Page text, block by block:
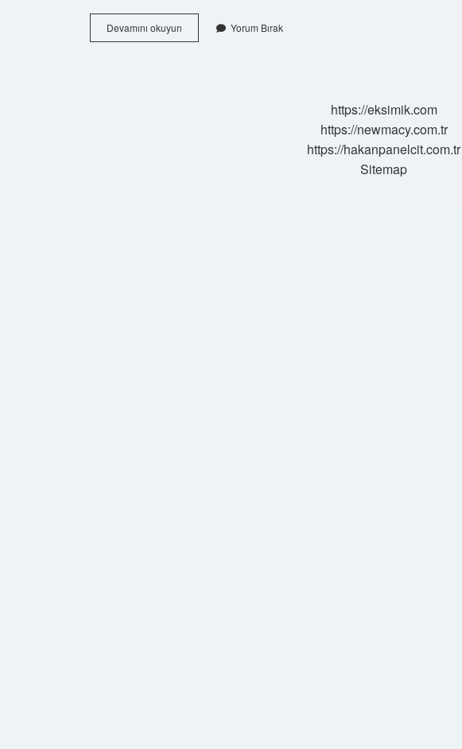
Devamını okuyun Laboratuvarda
Benmari
Yorum Bırak
https://eksimik.com
https://newmacy.com.tr
https://hakanpanelcit.com.tr
Sitemap